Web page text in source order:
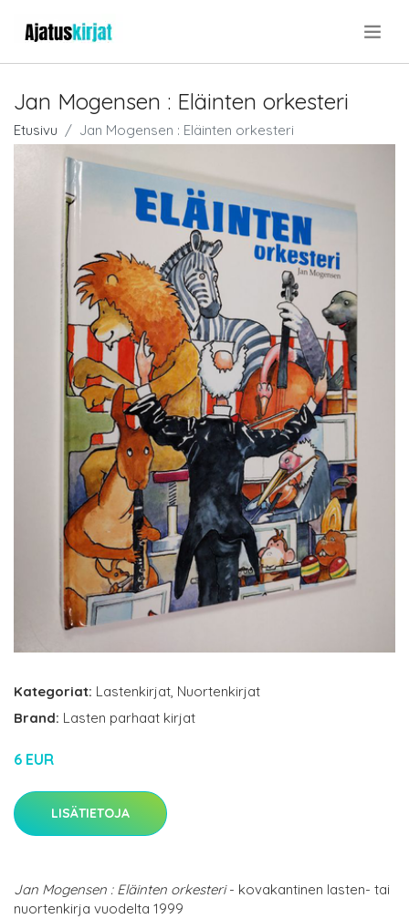
Jan Mogensen : Eläinten orkesteri
Etusivu Jan Mogensen : Eläinten orkesteri
Kategoriat: Lastenkirjat, Nuortenkirjat
Brand: Lasten parhaat kirjat
6 EUR
LISÄTIETOJA
Jan Mogensen : Eläinten orkesteri- kovakantinen lasten- tai
nuortenkirja vuodelta 1999